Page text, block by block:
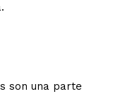
son una parte